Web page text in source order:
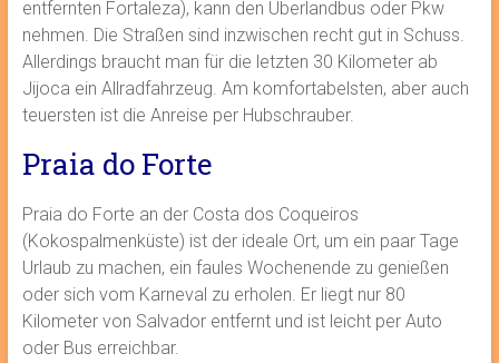
entfernten Fortaleza), kann den Überlandbus oder Pkw
nehmen. Die Straßen sind inzwischen recht gut in Schuss.
Allerdings braucht man für die letzten 30 Kilometer ab
Jijoca ein Allradfahrzeug. Am komfortabelsten, aber auch
teuersten ist die Anreise per Hubschrauber.
Praia do Forte
Praia do Forte an der Costa dos Coqueiros
(Kokospalmenküste) ist der ideale Ort, um ein paar Tage
Urlaub zu machen, ein faules Wochenende zu genießen
oder sich vom Karneval zu erholen. Er liegt nur 80
Kilometer von Salvador entfernt und ist leicht per Auto
oder Bus erreichbar.